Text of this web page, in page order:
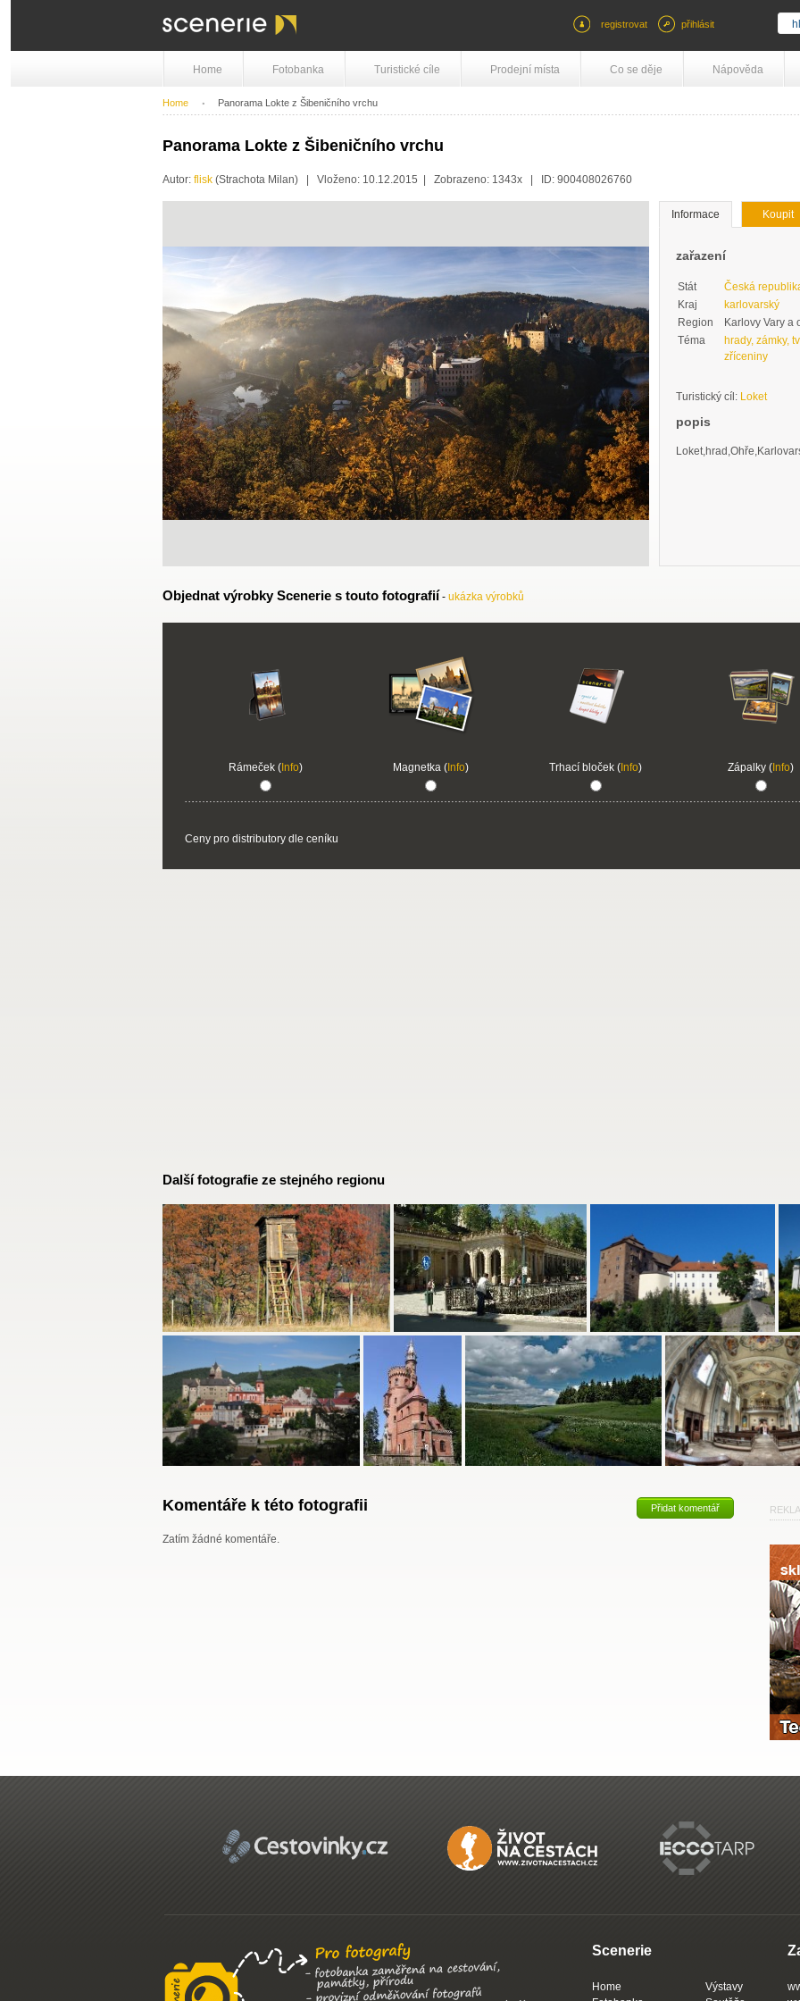
registrovat přihlásit
Home Fotobanka Turistické cíle Prodejní místa Co se děje Nápověda
Home Panorama Lokte z Šibeničního vrchu
Panorama Lokte z Šibeničního vrchu
Autor: flisk (Strachota Milan) | Vloženo: 10.12.2015 | Zobrazeno: 1343x | ID: 900408026760
zařazení
Stát
Česká
Kraj
karlovarský
Region
Karlovy Vary a
Téma
hrady, zámky,
zříceniny
Turistický cíl: Loket
popis
Informace Koupit
Objednat výrobky Scenerie s touto fotografií - ukázka výrobků
Rámeček (Info) Magnetka (Info) Trhací bloček ( Info) Zápalky ( Info)
Ceny pro distributory dle ceníku
Další fotografie ze stejného regionu
Komentáře k této fotografii Přidat komentář
Zatím žádné komentáře.
Scenerie
Home
Výstavy